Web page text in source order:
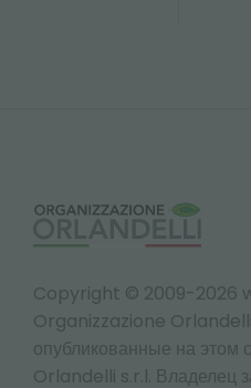
Copyright © 2009-2026
Organizzazione
опубликованные на этом
Orlandelli s.r.l. Владелец